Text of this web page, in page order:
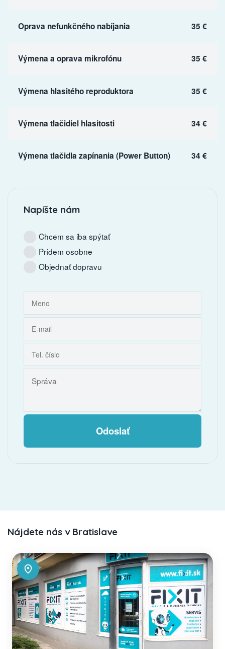
Oprava nefunkčného nabíjania 35 €
Výmena a oprava mikrofónu 35 €
Výmena hlasitého reproduktora 35 €
Výmena tlačidiel hlasitosti 34 €
Výmena tlačidla zapínania (Power Button) 34 €
Napíšte nám
Chcem sa iba spýtať
Prídem osobne
Objednať dopravu
Odoslať
Nájdete nás v Bratislave